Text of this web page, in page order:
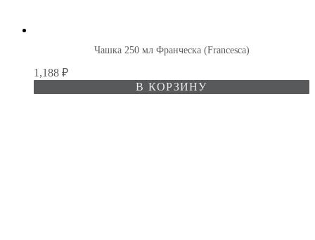
Чашка 250 мл Франческа (Francesca)
1,188 ₽
В КОРЗИНУ